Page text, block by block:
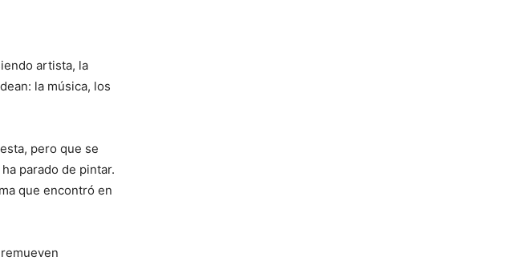
artista, la
la música, los
pero que se
parado de pintar.
que encontró en